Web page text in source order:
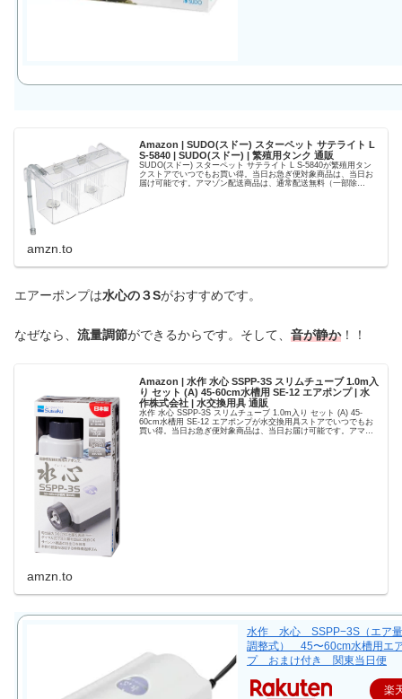
Amazon | SUDO(スドー) スターペット サテライト L
S-5840 | SUDO(スドー) | 繁殖用タンク 通販
SUDO(スドー) スターペット サテライト L S-5840が繁殖用タン
クストアでいつでもお買い得。当日お急ぎ便対象商品は、当日お
届け可能です。アマゾン配送商品は、通常配送無料（一部除
amzn.to
エアーポンプは水心の３Sがおすすめです。
なぜなら、 流量調節ができるからです。そして、 音が静か！！
Amazon | 水作 水心 SSPP-3S スリムチューブ 1.0m入
り セット (A) 45-60cm水槽用 SE-12 エアポンプ | 水
作株式会社 | 水交換用具 通販
水作 水心 SSPP-3S スリムチューブ 1.0m入り セット (A) 45-
60cm水槽用 SE-12 エアポンプが水交換用具ストアでいつでもお
買い得。当日お急ぎ便対象商品は、当日お届け可能です。アマゾ
amzn.to
水作 水心 SSPP−3S（エア量
調整式） 45〜60cm水槽用エ
プ おまけ付き 関東当日便
楽